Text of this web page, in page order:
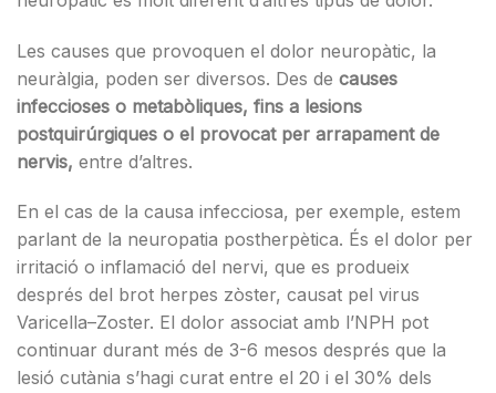
Les causes que provoquen el dolor neuropàtic, la
neuràlgia, poden ser diversos. Des de causes
infeccioses o metabòliques, fins a lesions
postquirúrgiques o el provocat per arrapament de
nervis, entre d’altres.
En el cas de la causa infecciosa, per exemple, estem
parlant de la neuropatia postherpètica. És el dolor per
irritació o inflamació del nervi, que es produeix
després del brot herpes zòster, causat pel virus
Varicella–Zoster. El dolor associat amb l’NPH pot
continuar durant més de 3-6 mesos després que la
lesió cutània s’hagi curat entre el 20 i el 30% dels